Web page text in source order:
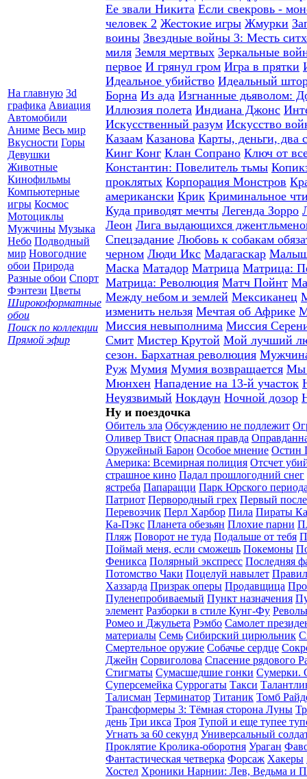
На главную 3d
графика Авиация
Автомобили
Аниме Весь мир
Вкусности Горы
Девушки
Животные
Кинофильмы
Компьютерные
игры Космос
Мотоциклы
Мужчины Музыка
Небо Подводный
мир Новогодние
обои Природа
Разные обои Спорт
Фэнтези Цветы
Широкоформатные
обои
Поиск по коллекции
Прямой эфир
Ее звали Никита Если свекровь -
человек 2 Жестокие игры Жмурки
воины Звездные войны 3: Месть
миля Земля мертвых Зеркальные
первое И грянул гром Игра в прятки
Идеальное убийство Идеальный
Борна Из ада Изгнанные дьяволом:
Иллюзия полета Индиана Джонс
Искусственный разум Искусство
Казаам Казанова Карты, деньги, два
Кинг Конг Клан Сопрано Ключ от
Константин: Повелитель тьмы
проклятых Корпорация Монстров
американски Крик Криминальное
Куда приводят мечты Легенда Зорро
Леон Лига выдающихся
Спецзадание Любовь к собакам
черном Люди Икс Мадагаскар
Маска Матадор Матрица Матрица:
Матрица: Революция Матч Пойнт
Между небом и землей Мексиканец
изменить нельзя Мечтая об Африке
Миссия невыполнима Миссия
Смит Мистер Крутой Мой лучший
сезон. Бархатная революция
Руж Мумия Мумия возвращается Мы
Мюнхен Нападение на 13-й участок
Неуязвимый Нокдаун Ночной дозор
Ну и поездочка
Обитель зла Обсуждению не подлежит
Оливер Твист Опасная правда
Оружейный Барон Особое мнение Остин
Америка: Всемирная полиция Отсчет
страшное кино Падал прошлогодний снег
ястреба Папарацци Парк Юрского
Патриот Первородный грех Первый
Перевозчик Перл Харбор Пила Пираты
Ка-Пэкс Планета обезьян Плохие парни
Пляж Поворот не туда Подальше от тебя
Поймай меня, если сможешь Покемоны
Феникса Полярный экспресс Последняя
Потомство Чаки Поцелуй навылет
Хаззарда Призрак оперы Продавщица
Пуленепробиваемый Пункт назначения
элемент Разборки в стиле Кунг-Фу
Ромео и Джульета Рэмбо Самолет
материалы Семь Сибирский цирюльник
Смертельное оружие Собачье сердце
Джейн Сорвиголова Спасение рядового
Стигматы Сумасшедшие гонки Сумерки.
Суперсемейка Суррогаты Такси
Талисман Терминатор Титаник Томб
Трансформеры 3: Тёмная сторона Луны
день Три икса Троя Тупой и еще тупее
Угнать за 60 секунд Универсальный
Проклятие Кролика-оборотня Ураган
Фантастическая четверка Форсаж Хакеры
Хостел Хроники Нарнии: Лев, Ведьма и